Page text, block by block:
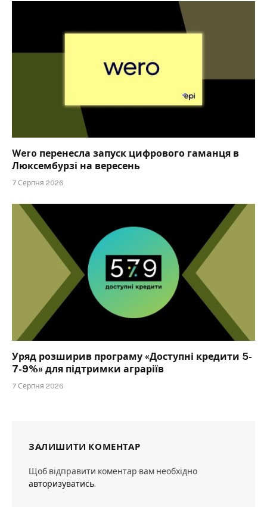
Wero перенесла запуск цифрового гаманця в
Люксембурзі на вересень
7 Серпня 2026
Уряд розширив програму «Доступні кредити 5-
7-9%» для підтримки аграріїв
7 Серпня 2026
ЗАЛИШИТИ КОМЕНТАР
Щоб відправити коментар вам необхідно
авторизуватись.